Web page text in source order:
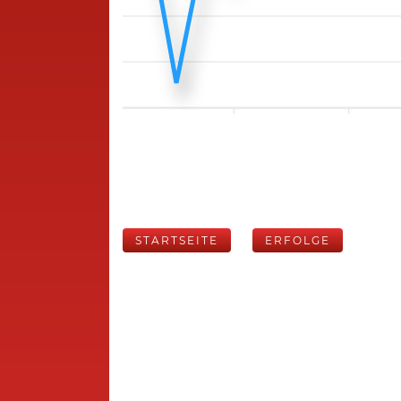
STARTSEITE ERFOLGE